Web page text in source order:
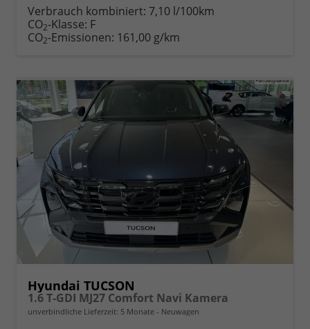
Verbrauch kombiniert: 7,10 l/100km
CO2-Klasse: F
CO2-Emissionen: 161,00 g/km
Hyundai TUCSON
1.6 T-GDI MJ27 Comfort Navi Kamera
unverbindliche Lieferzeit: 5 Monate Neuwagen